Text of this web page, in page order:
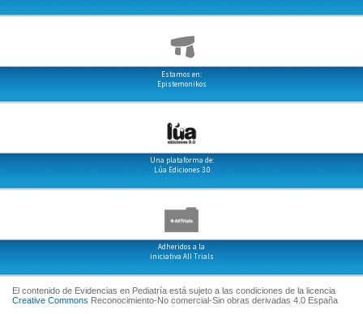
Estamos en:
Epistemonikos
Una plataforma de:
Lúa Ediciones 3.0
Adheridos a la
iniciativa All Trials
El contenido de Evidencias en Pediatría está sujeto a las condiciones de la licencia
Creative Commons Reconocimiento-No comercial-Sin obras derivadas 4.0 España